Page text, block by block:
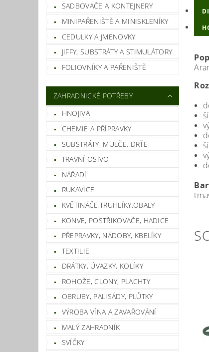
SADBOVAČE A KONTEJNERY
MINIPAŘENIŠTĚ A MINISKLENÍKY
CEDULKY A JMENOVKY
JIFFY, SUBSTRÁTY A STIMULÁTORY
FOLIOVNÍKY A PAŘENIŠTĚ
ZAHRADNICKÉ POTŘEBY
HNOJIVA
CHEMIE A PŘÍPRAVKY
SUBSTRÁTY, MULČE, DRŤE
TRAVNÍ OSIVO
NÁŘADÍ
RUKAVICE
KVĚTINÁČE,TRUHLÍKY,OBALY
KONVE, POSTŘIKOVAČE, HADICE
PŘEPRAVKY, NÁDOBY, KBELÍKY
TEXTILIE
DRÁTKY, ÚVAZKY, KOLÍKY
ROHOŽE, CLONY, PLACHTY
OBRUBY, PALISÁDY, PLŮTKY
VÝROBA VÍNA A ZAVAŘOVÁNÍ
MALÝ ZAHRADNÍK
SVÍČKY